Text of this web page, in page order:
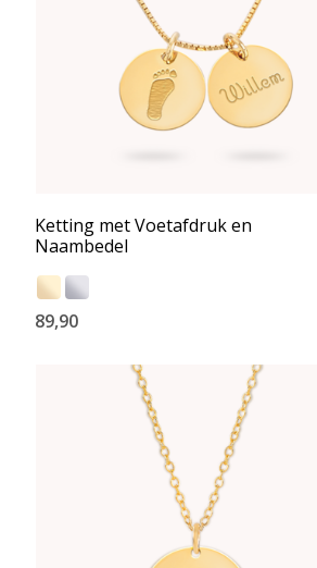
Ketting met Voetafdruk en
Naambedel
89,90